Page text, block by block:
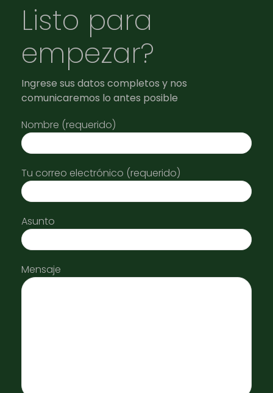
Listo para
empezar?
Ingrese sus datos completos y nos
comunicaremos lo antes posible
Nombre (requerido)
Tu correo electrónico (requerido)
Asunto
Mensaje